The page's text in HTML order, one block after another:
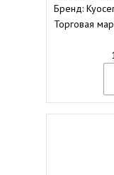
Бренд:
Торговая